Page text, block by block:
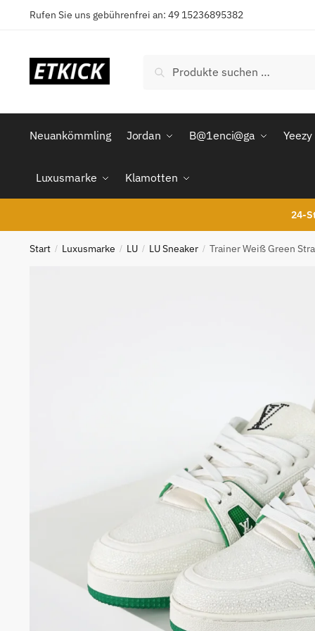
Rufen Sie uns gebührenfrei an: 49 15236895382
nach:
Suchen
Neuankömmling Jordan B@1enci@ga Yeezy
Luxusmarke Klamotten
24-
Start / Luxusmarke / LU / LU Sneaker / Trainer Weiß Green